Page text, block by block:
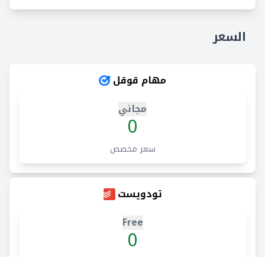
السعر
مهام قوقل
مجاني
0
سعر مخصص
تودويست
Free
0